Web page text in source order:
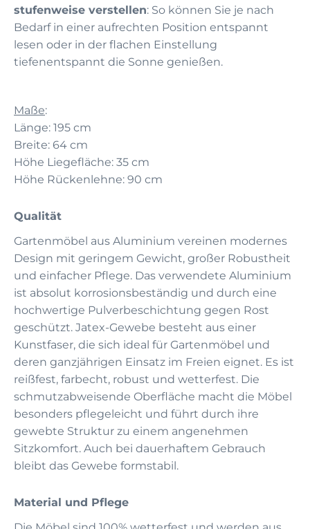
stufenweise verstellen: So können Sie je nach
Bedarf in einer aufrechten Position entspannt
lesen oder in der flachen Einstellung
tiefenentspannt die Sonne genießen.
Maße:
Länge: 195 cm
Breite: 64 cm
Höhe Liegefläche: 35 cm
Höhe Rückenlehne: 90 cm
Qualität
Gartenmöbel aus Aluminium vereinen modernes
Design mit geringem Gewicht, großer Robustheit
und einfacher Pflege. Das verwendete Aluminium
ist absolut korrosionsbeständig und durch eine
hochwertige Pulverbeschichtung gegen Rost
geschützt. Jatex-Gewebe besteht aus einer
Kunstfaser, die sich ideal für Gartenmöbel und
deren ganzjährigen Einsatz im Freien eignet. Es ist
reißfest, farbecht, robust und wetterfest. Die
schmutzabweisende Oberfläche macht die Möbel
besonders pflegeleicht und führt durch ihre
gewebte Struktur zu einem angenehmen
Sitzkomfort. Auch bei dauerhaftem Gebrauch
bleibt das Gewebe formstabil.
Material und Pflege